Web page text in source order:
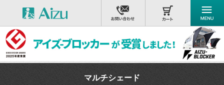
マルチシェード